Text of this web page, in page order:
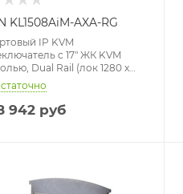
KL1508AiM-AXA-RG
IP KVM
c 17" ЖК KVM
Dual Rail (лок 1280 x
удал 1600 x 1200)
942руб